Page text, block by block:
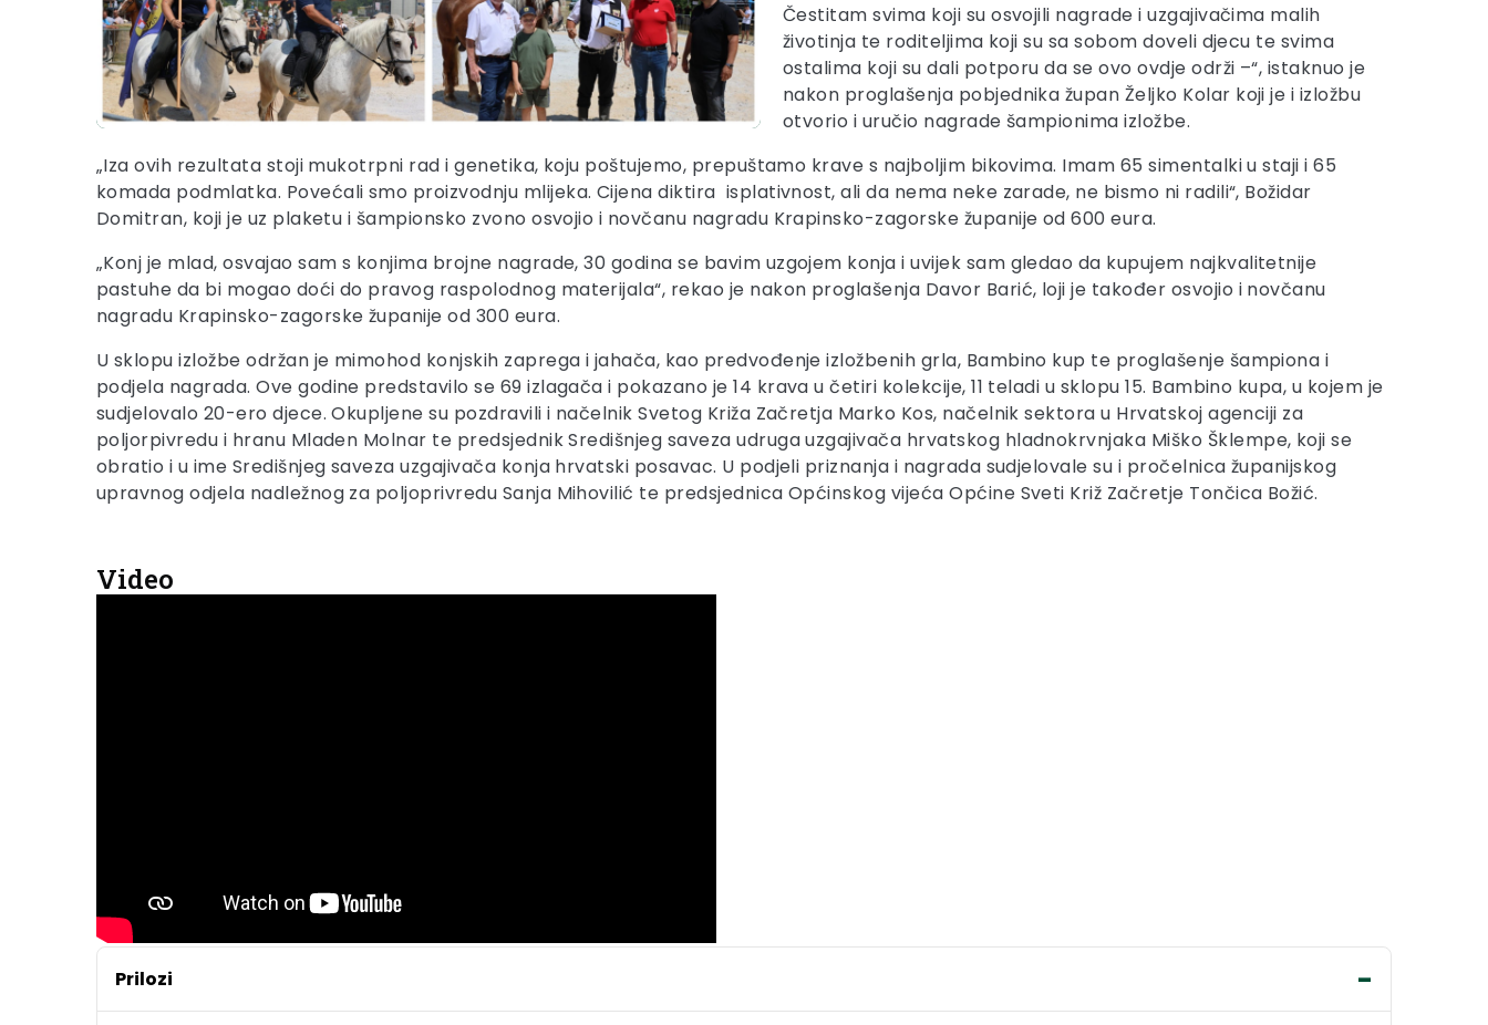
Čestitam svima koji su osvojili nagrade i uzgajivačima malih
životinja te roditeljima koji su sa sobom doveli djecu te svima
ostalima koji su dali potporu da se ovo ovdje održi –“, istaknuo je
nakon proglašenja pobjednika župan Željko Kolar koji je i izložbu
otvorio i uručio nagrade šampionima izložbe.
„Iza ovih rezultata stoji mukotrpni rad i genetika, koju poštujemo, prepuštamo krave s najboljim bikovima. Imam 65 simentalki u staji i 65
komada podmlatka. Povećali smo proizvodnju mlijeka. Cijena diktira isplativnost, ali da nema neke zarade, ne bismo ni radili“, Božidar
Domitran, koji je uz plaketu i šampionsko zvono osvojio i novčanu nagradu Krapinsko-zagorske županije od 600 eura.
„Konj je mlad, osvajao sam s konjima brojne nagrade, 30 godina se bavim uzgojem konja i uvijek sam gledao da kupujem najkvalitetnije
pastuhe da bi mogao doći do pravog raspolodnog materijala“, rekao je nakon proglašenja Davor Barić, loji je također osvojio i novčanu
nagradu Krapinsko-zagorske županije od 300 eura.
U sklopu izložbe održan je mimohod konjskih zaprega i jahača, kao predvođenje izložbenih grla, Bambino kup te proglašenje šampiona i
podjela nagrada. Ove godine predstavilo se 69 izlagača i pokazano je 14 krava u četiri kolekcije, 11 teladi u sklopu 15. Bambino kupa, u kojem je
sudjelovalo 20-ero djece. Okupljene su pozdravili i načelnik Svetog Križa Začretja Marko Kos, načelnik sektora u Hrvatskoj agenciji za
poljorpivredu i hranu Mladen Molnar te predsjednik Središnjeg saveza udruga uzgajivača hrvatskog hladnokrvnjaka Miško Šklempe, koji se
obratio i u ime Središnjeg saveza uzgajivača konja hrvatski posavac. U podjeli priznanja i nagrada sudjelovale su i pročelnica županijskog
upravnog odjela nadležnog za poljoprivredu Sanja Mihovilić te predsjednica Općinskog vijeća Općine Sveti Križ Začretje Tončica Božić.
Video
Prilozi